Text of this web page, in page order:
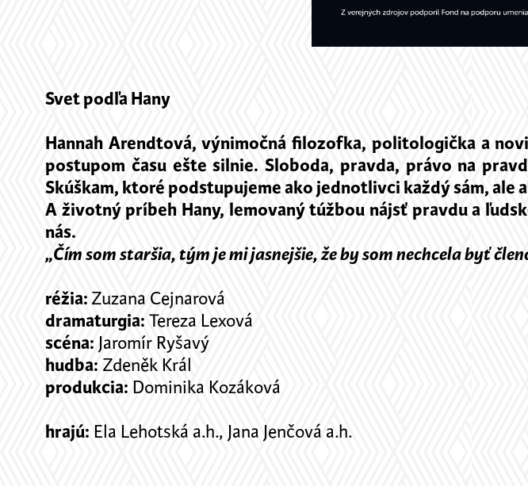
Svet podľa Hany
Hannah Arendtová, výnimočná filozofka, politologička a
postupom času ešte silnie. Sloboda, pravda, právo na
Skúškam, ktoré podstupujeme ako jednotlivci každý sám, ale
A životný príbeh Hany, lemovaný túžbou nájsť pravdu a
nás.
„Čím som staršia, tým je mi jasnejšie, že by som nechcela byť
réžia: Zuzana Cejnarová
dramaturgia: Tereza Lexová
scéna: Jaromír Ryšavý
hudba: Zdeněk Král
produkcia: Dominika Kozáková
hrajú: Ela Lehotská a.h., Jana Jenčová a.h.